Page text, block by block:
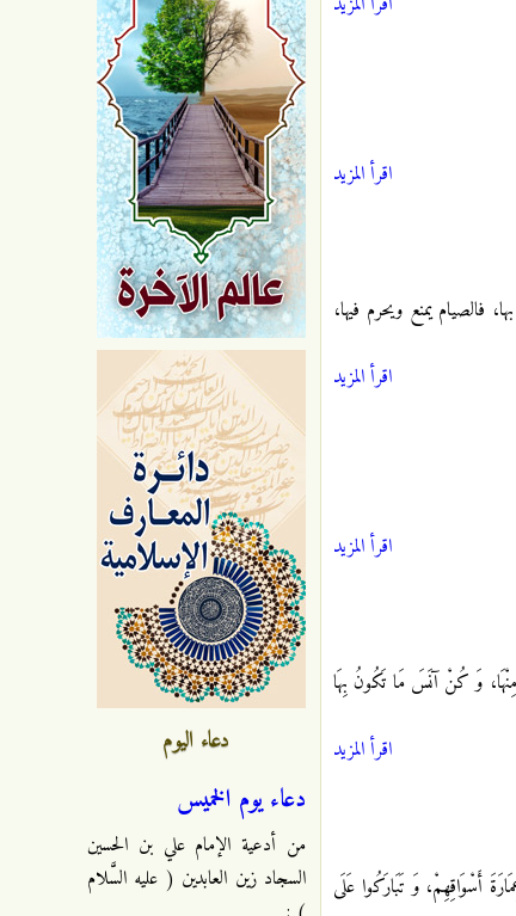
اقرأ المزيد
فالصيام يمنع ويحرم فيها،
اقرأ المزيد
اقرأ المزيد
مِنْهَا، وَ كُنْ آنَسَ مَا تَكُونُ بِهَا
اقرأ المزيد
أَسْوَاقِهِمْ، وَ تَبَارَكُوا عَلَى
دعاء اليوم
دعاء يوم الخميس
من أدعية الإمام علي بن الحسين
السجاد زين العابدين ( عليه السَّلام